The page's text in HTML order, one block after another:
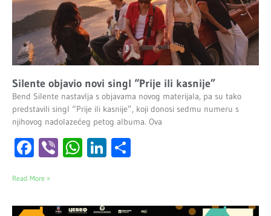
Silente objavio novi singl “Prije ili kasnije”
Bend Silente nastavlja s objavama novog materijala, pa su tako
predstavili singl “Prije ili kasnije”, koji donosi sedmu numeru s
njihovog nadolazećeg petog albuma. Ova
Facebook
ViberWhatsApp
LinkedIn
Read More »